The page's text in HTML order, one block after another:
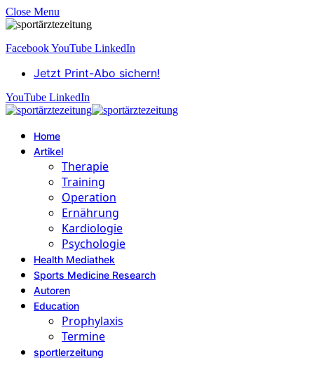
Close Menu
FacebookYouTube LinkedIn
Jetzt Print-Abo sichern!
YouTube LinkedIn
Home
Artikel
Therapie
Training
Operation
Ernährung
Kardiologie
Psychologie
Health Mediathek
Sports Medicine Research
Autoren
Education
Prophylaxis
Termine
sportlerzeitung